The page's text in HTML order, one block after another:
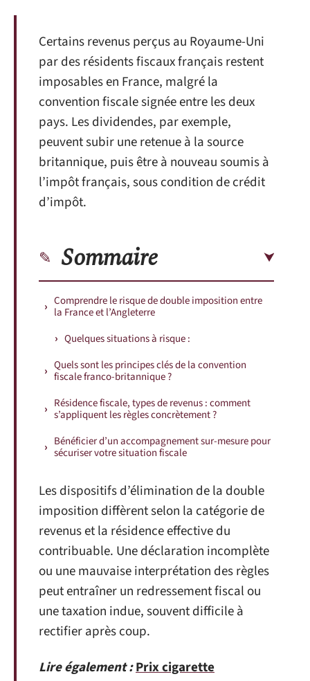
Certains revenus perçus au Royaume-Uni
par des résidents fiscaux français restent
imposables en France, malgré la
convention fiscale signée entre les deux
pays. Les dividendes, par exemple,
peuvent subir une retenue à la source
britannique, puis être à nouveau soumis à
l’impôt français, sous condition de crédit
d’impôt.
Sommaire
Comprendre le risque de double imposition entre
la France et l’Angleterre
Quelques situations à risque :
Quels sont les principes clés de la convention
fiscale franco-britannique ?
Résidence fiscale, types de revenus : comment
s’appliquent les règles concrètement ?
Bénéficier d’un accompagnement sur-mesure pour
sécuriser votre situation fiscale
Les dispositifs d’élimination de la double
imposition diffèrent selon la catégorie de
revenus et la résidence effective du
contribuable. Une déclaration incomplète
ou une mauvaise interprétation des règles
peut entraîner un redressement fiscal ou
une taxation indue, souvent difficile à
rectifier après coup.
Lire également :Prix cigarette